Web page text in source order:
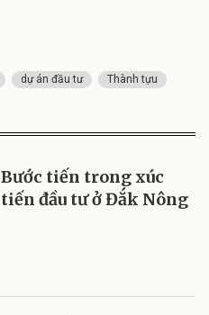
dự án đầu tư
Thành tựu
Bước tiến trong xúc
tiến đầu tư ở Đắk Nông